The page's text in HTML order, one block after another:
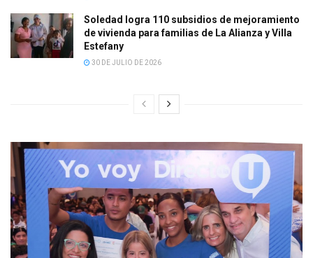
Soledad logra 110 subsidios de mejoramiento
de vivienda para familias de La Alianza y Villa
Estefany
30 DE JULIO DE 2026